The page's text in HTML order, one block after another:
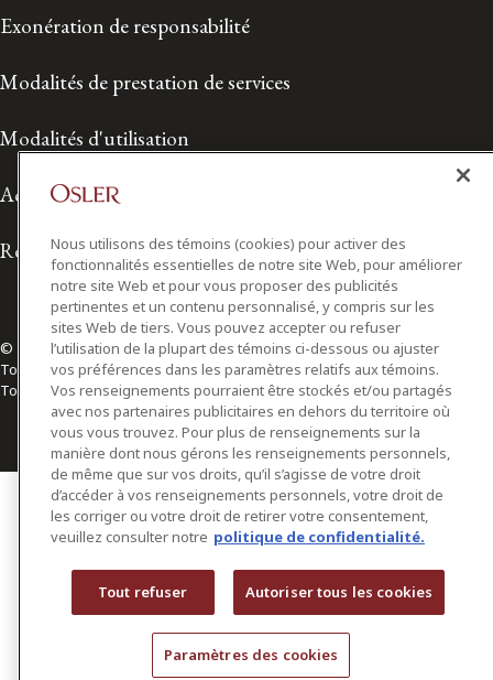
Exonération de responsabilité
Modalités de prestation de services
Modalités d'utilisation
Accessibilité
Relations avec les médias
© 2026 Osler, Hoskin & Harcourt S.E.N.C.R.L./s.r.l.
Tous droits réservés
Toronto | Montréal | Calgary | Vancouver | Ottawa | New York
Nous utilisons des témoins (cookies) pour activer des
fonctionnalités essentielles de notre site Web, pour améliorer
notre site Web et pour vous proposer des publicités
pertinentes et un contenu personnalisé, y compris sur les
sites Web de tiers. Vous pouvez accepter ou refuser
l’utilisation de la plupart des témoins ci-dessous ou ajuster
vos préférences dans les paramètres relatifs aux témoins.
Vos renseignements pourraient être stockés et/ou partagés
avec nos partenaires publicitaires en dehors du territoire où
vous vous trouvez. Pour plus de renseignements sur la
manière dont nous gérons les renseignements personnels,
de même que sur vos droits, qu’il s’agisse de votre droit
d’accéder à vos renseignements personnels, votre droit de
les corriger ou votre droit de retirer votre consentement,
veuillez consulter notre politique de confidentialité.
Tout refuser Autoriser tous les cookies
Paramètres des cookies